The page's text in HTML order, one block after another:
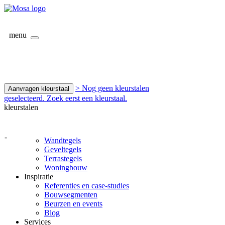
menu
Aanvragen kleurstaal
> Nog geen kleurstalen
geselecteerd. Zoek eerst een kleurstaal.
kleurstalen
-
Wandtegels
Geveltegels
Terrastegels
Woningbouw
Inspiratie
Referenties en case-studies
Bouwsegmenten
Beurzen en events
Blog
Services